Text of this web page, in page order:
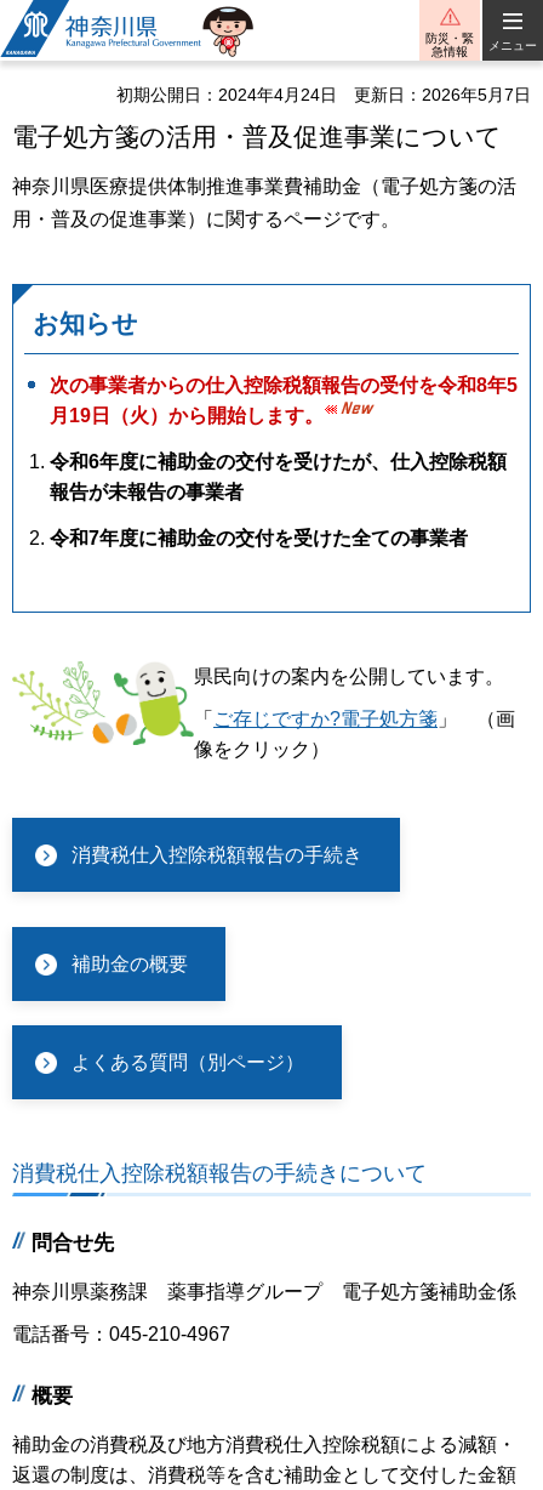
神奈川県
防災・緊
急情報
メニュー
初期公開日：2024年4月24日 更新日：2026年5月7日
電子処方箋の活用・普及促進事業について
神奈川県医療提供体制推進事業費補助金（電子処方箋の活
用・普及の促進事業）に関するページです。
お知らせ
次の事業者からの仕入控除税額報告の受付を令和8年5
月19日（火）から開始します。
令和6年度に補助金の交付を受けたが、仕入控除税額
報告が未報告の事業者
令和7年度に補助金の交付を受けた全ての事業者
県民向けの案内を公開しています。
「 ご存じですか?電子処方箋 」 （画
像をクリック）
消費税仕入控除税額報告の手続き
補助金の概要
よくある質問（別ページ）
消費税仕入控除税額報告の手続きについて
問合せ先
神奈川県薬務課 薬事指導グループ 電子処方箋補助金係
電話番号：045-210-4967
概要
補助金の消費税及び地方消費税仕入控除税額による減額・
返還の制度は、消費税等を含む補助金として交付した金額